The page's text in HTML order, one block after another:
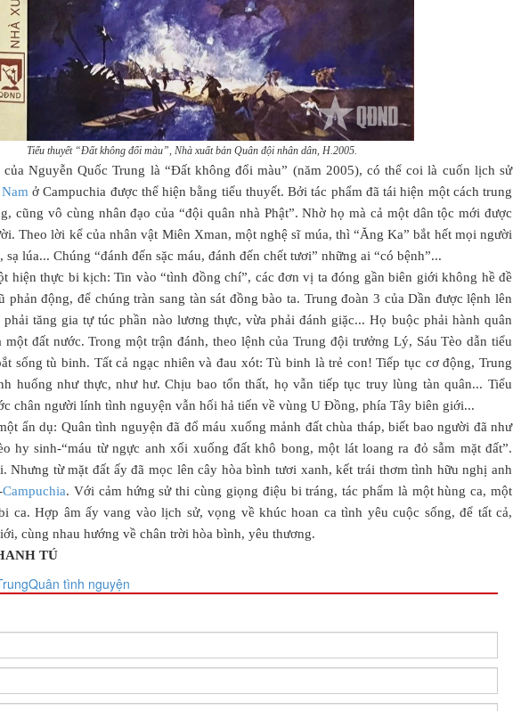
Tiểu thuyết “Đất không đổi màu”, Nhà xuất bản Quân đội nhân dân, H.2005.
của Nguyễn Quốc Trung là “Đất không đổi màu” (năm 2005), có thể coi là cuốn lịch sử
ở Campuchia được thể hiện bằng tiểu thuyết. Bởi tác phẩm đã tái hiện một cách trung
cũng vô cùng nhân đạo của “đội quân nhà Phật”. Nhờ họ mà cả một dân tộc mới được
Theo lời kể của nhân vật Miên Xman, một nghệ sĩ múa, thì “Ăng Ka” bắt hết mọi người
sạ lúa... Chúng “đánh đến sặc máu, đánh đến chết tươi” những ai “có bệnh”...
hiện thực bi kịch: Tin vào “tình đồng chí”, các đơn vị ta đóng gần biên giới không hề đề
phản động, để chúng tràn sang tàn sát đồng bào ta. Trung đoàn 3 của Dần được lệnh lên
tăng gia tự túc phần nào lương thực, vừa phải đánh giặc... Họ buộc phải hành quân
một đất nước. Trong một trận đánh, theo lệnh của Trung đội trưởng Lý, Sáu Tèo dẫn tiểu
sống tù binh. Tất cả ngạc nhiên và đau xót: Tù binh là trẻ con! Tiếp tục cơ động, Trung
huống như thực, như hư. Chịu bao tổn thất, họ vẫn tiếp tục truy lùng tàn quân... Tiểu
chân người lính tình nguyện vẫn hối hả tiến về vùng U Đồng, phía Tây biên giới...
ẩn dụ: Quân tình nguyện đã đổ máu xuống mảnh đất chùa tháp, biết bao người đã như
hy sinh-“máu từ ngực anh xối xuống đất khô bong, một lát loang ra đỏ sẫm mặt đất”.
Nhưng từ mặt đất ấy đã mọc lên cây hòa bình tươi xanh, kết trái thơm tình hữu nghị anh
Campuchia. Với cảm hứng sử thi cùng giọng điệu bi tráng, tác phẩm là một hùng ca, một
ca. Hợp âm ấy vang vào lịch sử, vọng về khúc hoan ca tình yêu cuộc sống, để tất cả,
cùng nhau hướng về chân trời hòa bình, yêu thương.
TÚ
Quân tình nguyện